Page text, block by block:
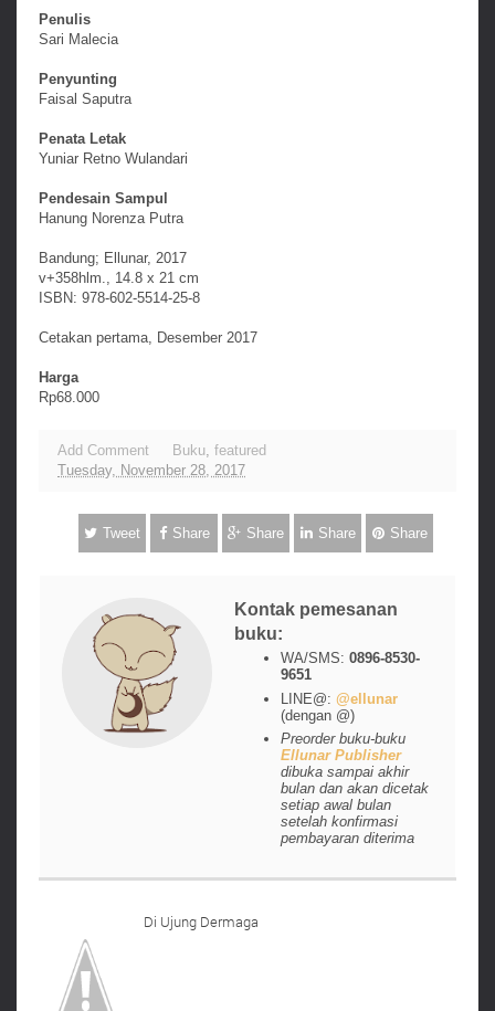
Penulis
Sari Malecia
Penyunting
Faisal Saputra
Penata Letak
Yuniar Retno Wulandari
Pendesain Sampul
Hanung Norenza Putra
Bandung; Ellunar, 2017
v+358hlm., 14.8 x 21 cm
ISBN: 978-602-5514-25-8
Cetakan pertama, Desember 2017
Harga
Rp68.000
Add Comment Buku featured
Tuesday, November 28, 2017
Tweet Share Share Share Share
Kontak pemesanan
buku:
WA/SMS:0896-8530-
9651
LINE@:@ellunar
(dengan @)
Preorder buku-buku
Ellunar Publisher
dibuka sampai akhir
bulan dan akan dicetak
setiap awal bulan
setelah konfirmasi
pembayaran diterima
Di Ujung Dermaga